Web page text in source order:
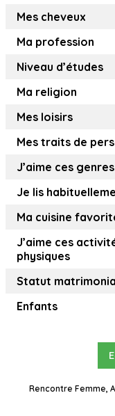
Mes cheveux
Ma profession
Niveau d’études
Ma religion
Mes loisirs
Mes traits de
J’aime ces
Je lis
Ma cuisine
J’aime ces
physiques
Statut
Enfants
Rencontre Femme,